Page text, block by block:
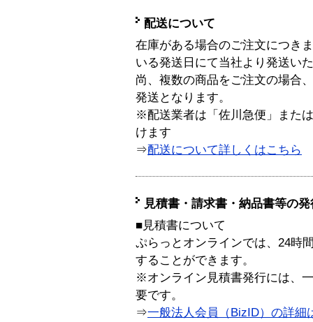
配送について
在庫がある場合のご注文につき
いる発送日にて当社より発送い
尚、複数の商品をご注文の場合
発送となります。
※配送業者は「佐川急便」また
けます
⇒配送について詳しくはこちら
見積書・請求書・納品書等の
■見積書について
ぷらっとオンラインでは、24時
することができます。
※オンライン見積書発行には、
要です。
⇒一般法人会員（BizID）の詳細